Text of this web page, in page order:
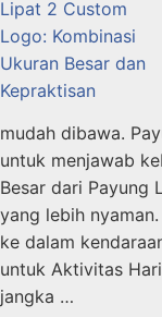
mudah dibawa.
untuk menjawab
Besar dari Payung
yang lebih
ke dalam
untuk Aktivitas
jangka …